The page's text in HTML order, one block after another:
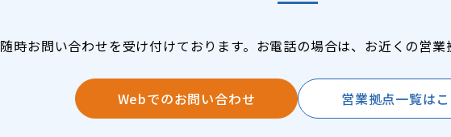
随時お問い合わせを受け付けております。お電話の場合は、お近くの営業
Webでのお問い合わせ 営業拠点一覧は